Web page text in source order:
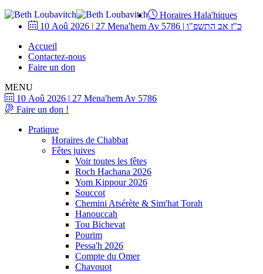
Horaires Hala'hiques
10 Aoû 2026 | 27 Mena'hem Av 5786 | כ"ז אב התשפ"ו
Accueil
Contactez-nous
Faire un don
MENU
10 Aoû 2026 | 27 Mena'hem Av 5786
Faire un don !
Pratique
Horaires de Chabbat
Fêtes juives
Voir toutes les fêtes
Roch Hachana 2026
Yom Kippour 2026
Souccot
Chemini Atsérète & Sim'hat Torah
Hanouccah
Tou Bichevat
Pourim
Pessa'h 2026
Compte du Omer
Chavouot